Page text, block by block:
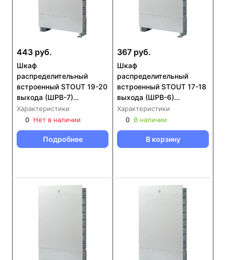
443 руб.
Шкаф
распределительный
встроенный STOUT 19-20
выхода (ШРВ-7)
670х125х1346 (SCC-
0002-001920)
Характеристики
0 Нет в наличии
Подробнее
367 руб.
Шкаф
распределительный
встроенный STOUT 17-18
выхода (ШРВ-6)
670х125х1196 (SCC-
0002-001718)
Характеристики
0 В наличии
В корзину